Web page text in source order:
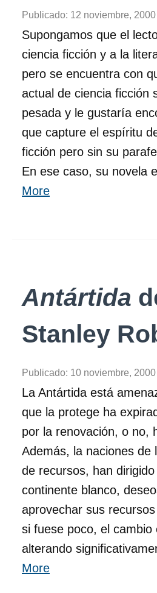
Publicado: 12 noviembre, 2000
Supongamos que el
ciencia ficción y a la
pero se encuentra con
actual de ciencia ficción
pesada y le gustaría
que capture el espíritu
ficción pero sin su
En ese caso, su novela
More
Antártida
Stanley
Publicado: 10 noviembre, 2000
La Antártida está
que la protege ha
por la renovación, o no,
Además, la naciones de
de recursos, han dirigido
continente blanco,
aprovechar sus
si fuese poco, el cambio
alterando
More